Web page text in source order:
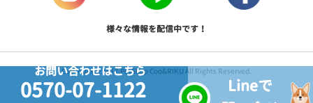
お問い合わせはこちら
0570-07-1122
Lineで
様々な情報を配信中です！
Copyright © 2017 PetShop Coo&RIKU All Rights Reserved.